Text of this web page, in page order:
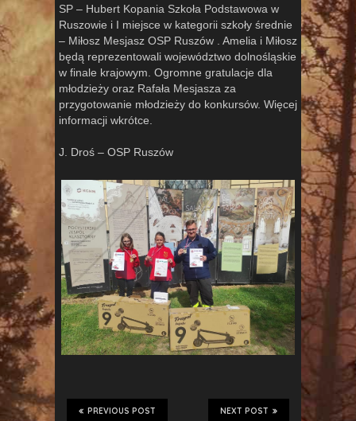
SP – Hubert Kopania Szkoła Podstawowa w
Ruszowie i I miejsce w kategorii szkoły średnie
– Miłosz Mesjasz OSP Ruszów . Amelia i Miłosz
będą reprezentowali województwo dolnośląskie
w finale krajowym. Ogromne gratulacje dla
młodzieży oraz Rafała Mesjasza za
przygotowanie młodzieży do konkursów. Więcej
informacji wkrótce.
J. Droś – OSP Ruszów
NEXT POST
PREVIOUS POST